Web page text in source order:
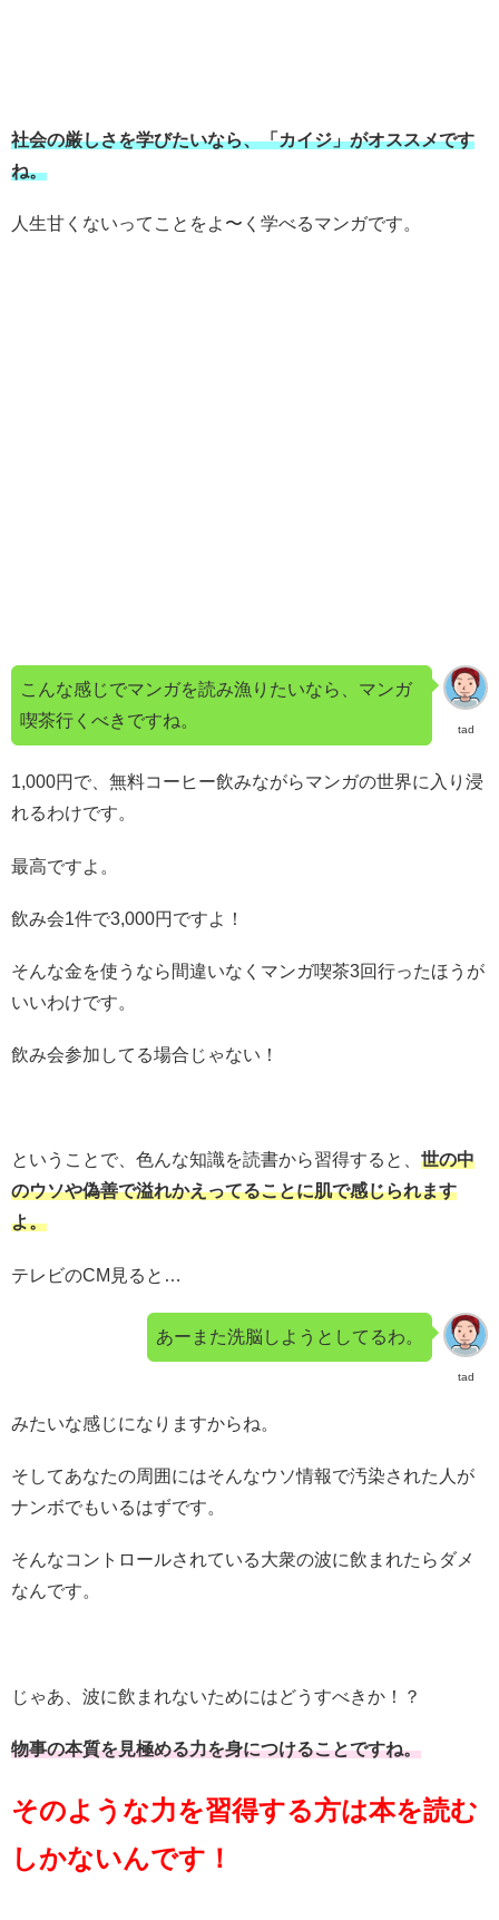
社会の厳しさを学びたいなら、「カイジ」がオススメです
ね。
人生甘くないってことをよ〜く学べるマンガです。
tad
こんな感じでマンガを読み漁りたいなら、マンガ
喫茶行くべきですね。
1,000円で、無料コーヒー飲みながらマンガの世界に入り浸
れるわけです。
最高ですよ。
飲み会1件で3,000円ですよ！
そんな金を使うなら間違いなくマンガ喫茶3回行ったほうが
いいわけです。
飲み会参加してる場合じゃない！
ということで、色んな知識を読書から習得すると、 世の中
のウソや偽善で溢れかえってることに肌で感じられます
よ。
テレビのCM見ると…
tad
あーまた洗脳しようとしてるわ。
みたいな感じになりますからね。
そしてあなたの周囲にはそんなウソ情報で汚染された人が
ナンボでもいるはずです。
そんなコントロールされている大衆の波に飲まれたらダメ
なんです。
じゃあ、波に飲まれないためにはどうすべきか！？
物事の本質を見極める力を身につけることですね。
そのような力を習得する方は本を読む
しかないんです！